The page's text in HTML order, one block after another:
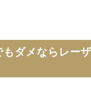
ダメならレー